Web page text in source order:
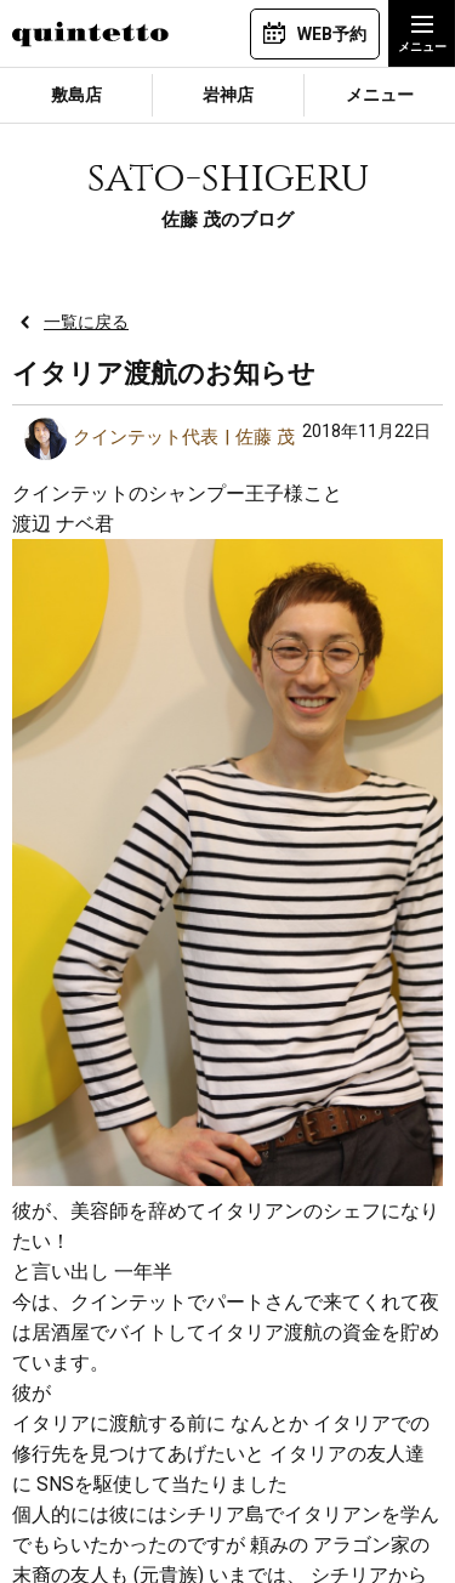
WEB予約
敷島店 岩神店 メニュー
sato-shigeru
佐藤 茂のブログ
一覧に戻る
イタリア渡航のお知らせ
クインテット代表 佐藤 茂 2018年11月22日
クインテットのシャンプー王子様こと
渡辺 ナベ君
彼が、美容師を辞めてイタリアンのシェフになり
たい！
と言い出し 一年半
今は、クインテットでパートさんで来てくれて夜
は居酒屋でバイトしてイタリア渡航の資金を貯め
ています。
彼が
イタリアに渡航する前に なんとか イタリアでの
修行先を見つけてあげたいと イタリアの友人達
に SNSを駆使して当たりました
個人的には彼にはシチリア島でイタリアンを学ん
でもらいたかったのですが 頼みの アラゴン家の
末裔の友人も (元貴族) いまでは、 シチリアから